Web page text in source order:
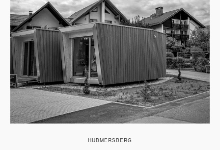
HUBMERSBERG